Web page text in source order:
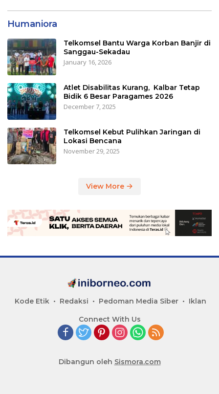
Humaniora
Telkomsel Bantu Warga Korban Banjir di
Sanggau-Sekadau
January 16, 2026
Atlet Disabilitas Kurang, Kalbar Tetap
Bidik 6 Besar Paragames 2026
December 7, 2025
Telkomsel Kebut Pulihkan Jaringan di
Lokasi Bencana
November 29, 2025
View More
Kode Etik Redaksi Pedoman Media Siber Iklan
Connect With Us
Dibangun oleh Sismora.com